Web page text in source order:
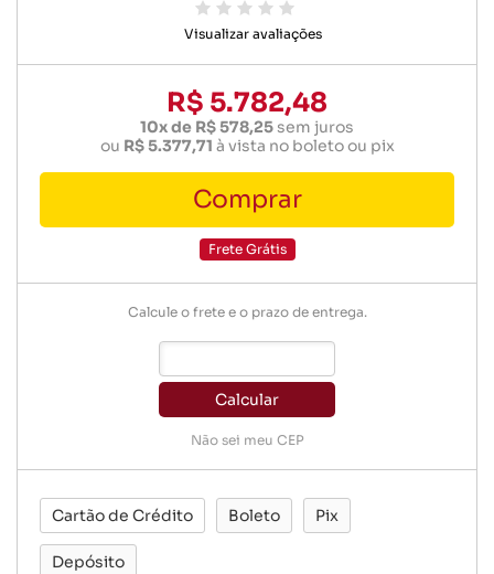
Visualizar avaliações
R$ 5.782,48
10x de R$ 578,25sem juros
ou R$ 5.377,71 à vista no boleto ou pix
Comprar
Frete Grátis
Calcule o frete e o prazo de entrega.
Calcular
Não sei meu CEP
Cartão de Crédito Boleto Pix
Depósito